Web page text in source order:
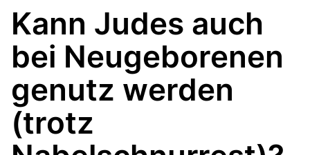
Kann Judes auch
bei Neugeborenen
genutz werden
(trotz